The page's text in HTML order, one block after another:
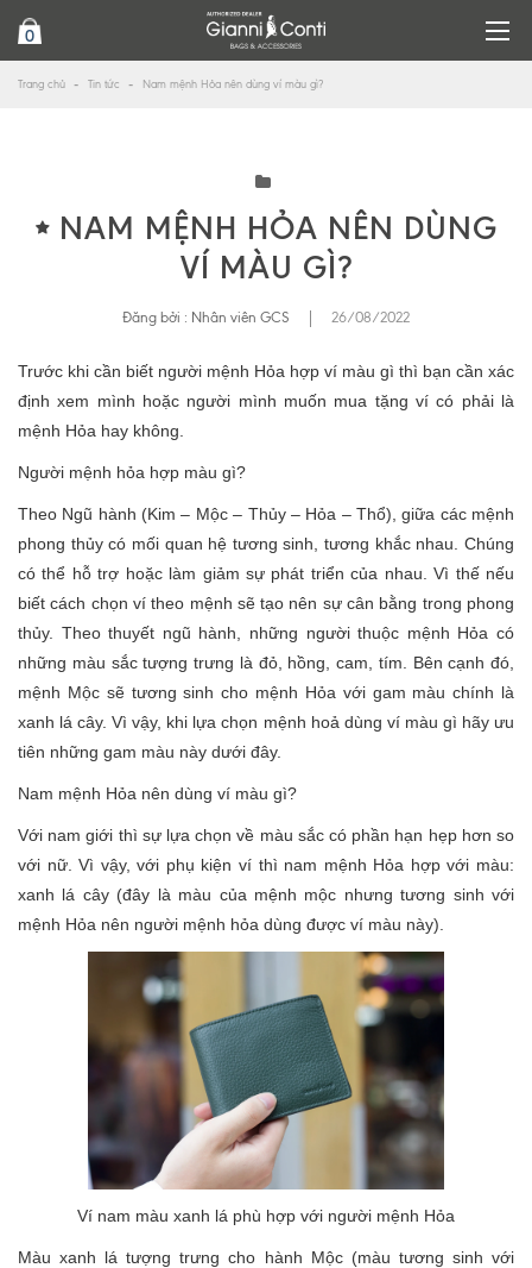
0
Trang chủ Tin tức Nam mệnh Hỏa nên dùng ví màu gì?
NAM MỆNH HỎA NÊN DÙNG
VÍ MÀU GÌ?
Đăng bởi : Nhân viên GCS 26/08/2022
Trước khi cần biết người mệnh Hỏa hợp ví màu gì thì bạn cần xác
định xem mình hoặc người mình muốn mua tặng ví có phải là
mệnh Hỏa hay không.
Người mệnh hỏa hợp màu gì?
Theo Ngũ hành (Kim – Mộc – Thủy – Hỏa – Thổ), giữa các mệnh
phong thủy có mối quan hệ tương sinh, tương khắc nhau. Chúng
có thể hỗ trợ hoặc làm giảm sự phát triển của nhau. Vì thế nếu
biết cách chọn ví theo mệnh sẽ tạo nên sự cân bằng trong phong
thủy. Theo thuyết ngũ hành, những người thuộc mệnh Hỏa có
những màu sắc tượng trưng là đỏ, hồng, cam, tím. Bên cạnh đó,
mệnh Mộc sẽ tương sinh cho mệnh Hỏa với gam màu chính là
xanh lá cây. Vì vậy, khi lựa chọn mệnh hoả dùng ví màu gì hãy ưu
tiên những gam màu này dưới đây.
Nam mệnh Hỏa nên dùng ví màu gì?
Với nam giới thì sự lựa chọn về màu sắc có phần hạn hẹp hơn so
với nữ. Vì vậy, với phụ kiện ví thì nam mệnh Hỏa hợp với màu:
xanh lá cây (đây là màu của mệnh mộc nhưng tương sinh với
mệnh Hỏa nên người mệnh hỏa dùng được ví màu này).
Ví nam màu xanh lá phù hợp với người mệnh Hỏa
Màu xanh lá tượng trưng cho hành Mộc (màu tương sinh với